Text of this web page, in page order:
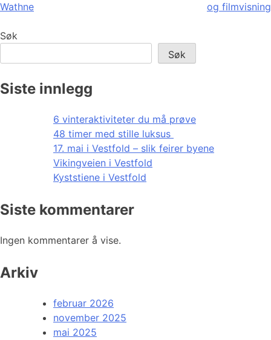
Wathne
og filmvisning
Søk
Søk
Siste innlegg
6 vinteraktiviteter du må prøve
48 timer med stille luksus
17. mai i Vestfold – slik feirer byene
Vikingveien i Vestfold
Kyststiene i Vestfold
Siste kommentarer
Ingen kommentarer å vise.
Arkiv
februar 2026
november 2025
mai 2025